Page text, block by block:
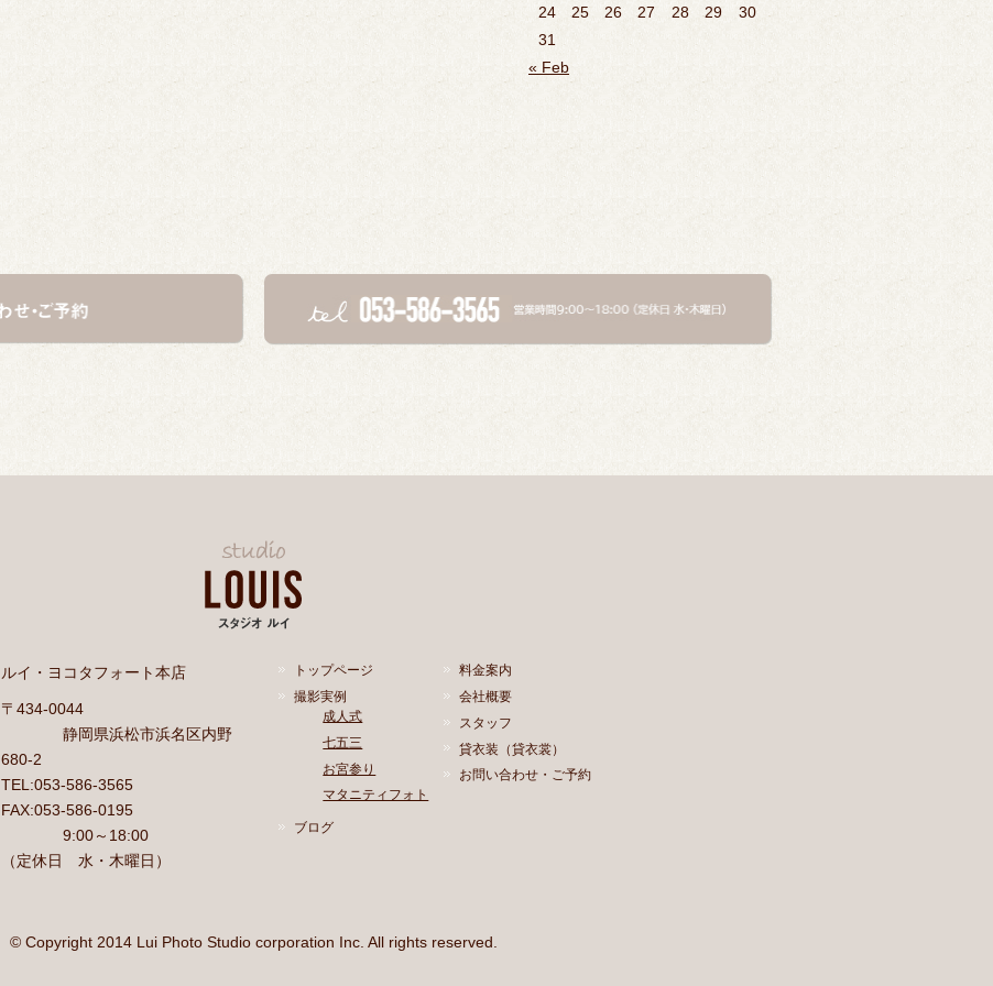
24 25 26 27 28 29
30
31
« Feb
トップページ
撮影実例
成人式
七五三
お宮参り
マタニティフォト
ブログ
料金案内
会社概要
スタッフ
貸衣装（貸衣裳）
お問い合わせ・ご予約
ルイ・ヨコタフォート本店
〒434-0044
静岡県浜松市浜名区内野
680-2
TEL:053-586-3565
FAX:053-586-0195
9:00～18:00
（定休日 水・木曜日）
© Copyright 2014 Lui Photo Studio corporation Inc. All rights reserved.